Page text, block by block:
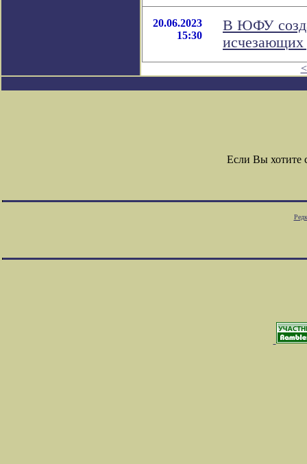
20.06.2023
15:30
В ЮФУ
исчезающих
Если Вы хотите